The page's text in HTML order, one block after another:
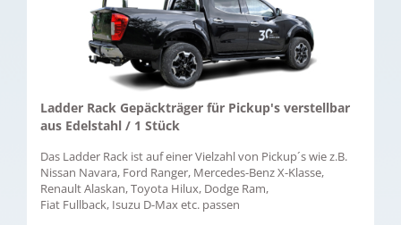
Ladder Rack Gepäckträger für Pickup's verstellbar
aus Edelstahl / 1 Stück
Das Ladder Rack ist auf einer Vielzahl von Pickup´s wie z.B.
Nissan Navara, Ford Ranger, Mercedes-Benz X-Klasse,
Renault Alaskan, Toyota Hilux, Dodge Ram,
Fiat Fullback, Isuzu D-Max etc. passen